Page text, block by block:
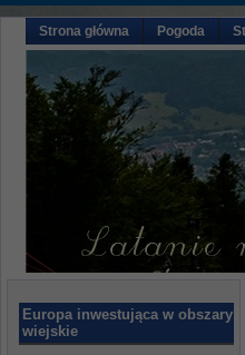
Strona główna Pogoda
Europa inwestująca w obszary
wiejskie